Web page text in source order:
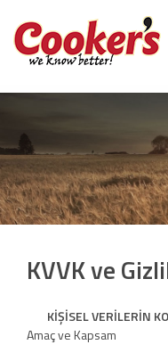
KVVK ve
KİŞİSEL VERİLERİN
Amaç ve Kapsam